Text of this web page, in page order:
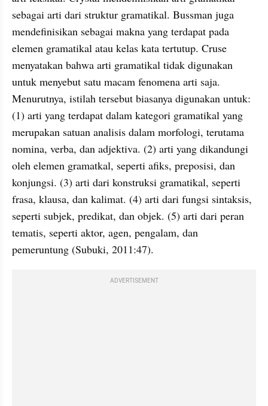
sebagai arti dari struktur gramatikal. Bussman juga
mendefinisikan sebagai makna yang terdapat pada
elemen gramatikal atau kelas kata tertutup. Cruse
menyatakan bahwa arti gramatikal tidak digunakan
untuk menyebut satu macam fenomena arti saja.
Menurutnya, istilah tersebut biasanya digunakan untuk:
(1) arti yang terdapat dalam kategori gramatikal yang
nomina, verba, dan adjektiva. (2) arti yang dikandungi
oleh elemen gramatkal, seperti afiks, preposisi, dan
konjungsi. (3) arti dari konstruksi gramatikal, seperti
frasa, klausa, dan kalimat. (4) arti dari fungsi sintaksis,
tematis, seperti aktor, agen, pengalam
pemeruntung (Subuki, 2011:47).
ADVERTISEMENT